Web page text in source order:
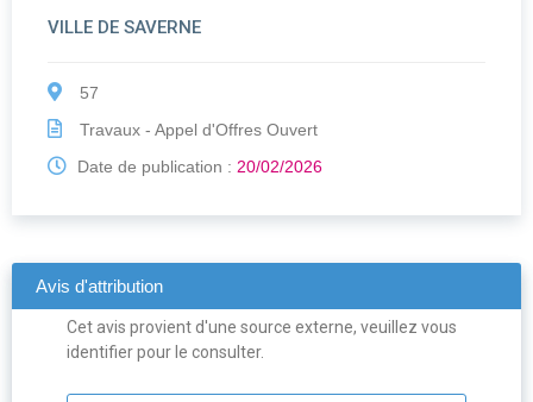
VILLE DE SAVERNE
57
Travaux - Appel d'Offres Ouvert
Date de publication : 20/02/2026
Avis d'attribution
Cet avis provient d'une source externe, veuillez vous
identifier pour le consulter.